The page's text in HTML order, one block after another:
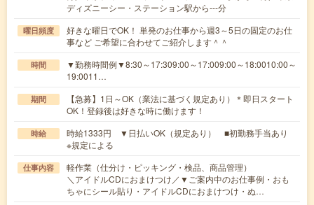
ディズニーシー・ステーション駅から---分
曜日頻度
好きな曜日でOK！ 単発のお仕事から週3～5日の固定のお仕
事など ご希望に合わせてご紹介します＾＾
時間
▼勤務時間例▼8:30～17:309:00～17:009:00～18:0010:00～
19:0011…
期間
【急募】1日～OK（業法に基づく規定あり）＊即日スタート
OK！登録後は好きな時に働けます！
時給
時給1333円 ▼日払いOK（規定あり） ■初勤務手当あり
※規定による
仕事内容
軽作業（仕分け・ピッキング・検品、商品管理）
＼アイドルCDにおまけつけ／▼ご案内中のお仕事例・おも
ちゃにシール貼り・アイドルCDにおまけつけ・ぬ…